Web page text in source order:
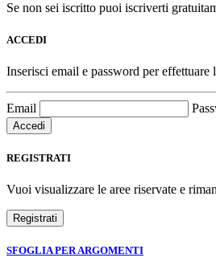
Se non sei iscritto puoi iscriverti
ACCEDI
Inserisci email e password per effettuare
Email
REGISTRATI
Vuoi visualizzare le aree riservate e
SFOGLIA PER ARGOMENTI